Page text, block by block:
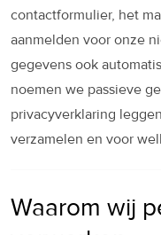
contactformulier, het
aanmelden voor onze
gegevens ook
noemen we passieve
privacyverklaring
verzamelen en voor
Waarom wij